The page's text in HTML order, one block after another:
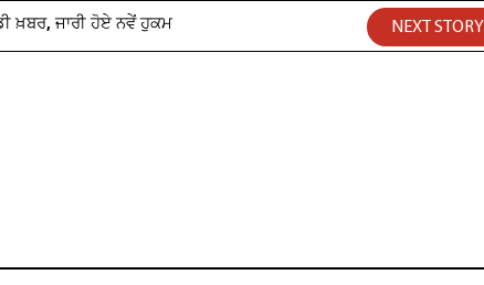
ਖ਼ਬਰ, ਜਾਰੀ ਹੋਏ ਨਵੇਂ ਹੁਕਮ NEXT STORY